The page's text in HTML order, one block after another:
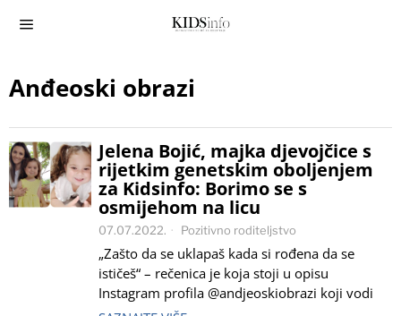
Anđeoski obrazi
Jelena Bojić, majka djevojčice s
rijetkim genetskim oboljenjem
za Kidsinfo: Borimo se s
osmijehom na licu
07.07.2022. Pozitivno roditeljstvo
„Zašto da se uklapaš kada si rođena da se
ističeš“ – rečenica je koja stoji u opisu
Instagram profila @andjeoskiobrazi koji vodi